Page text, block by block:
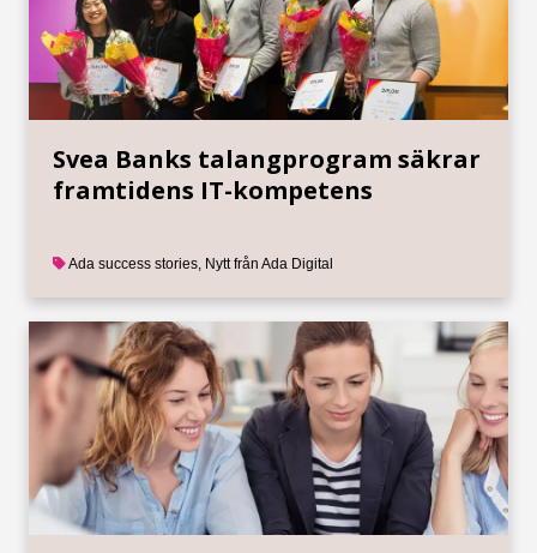
Svea Banks talangprogram säkrar
framtidens IT-kompetens
Ada success stories, Nytt från Ada Digital